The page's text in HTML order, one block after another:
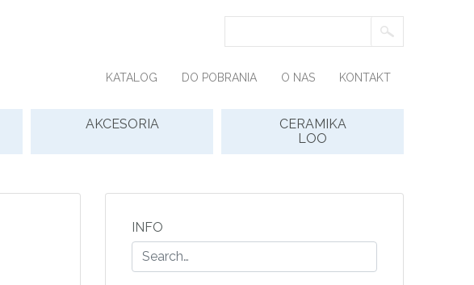
KATALOG DO POBRANIA O NAS KONTAKT
AKCESORIA
CERAMIKA
LOO
INFO